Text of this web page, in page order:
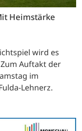
Heimstärke
wird es
Auftakt der
im
Lehnerz.